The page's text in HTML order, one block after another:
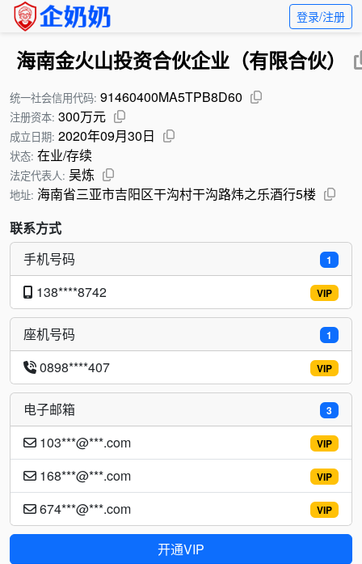
登录/注册
海南金火山投资合伙企业（有限合伙）
统一社会信用代码: 91460400MA5TPB8D60
注册资本: 300万元
成立日期: 2020年09月30日
状态: 在业/存续
法定代表人: 吴炼
地址: 海南省三亚市吉阳区干沟村干沟路炜之乐酒行5楼
联系方式
1
手机号码
VIP
138****8742
1
座机号码
VIP
0898****407
3
电子邮箱
VIP
103***@***.com
VIP
168***@***.com
VIP
674***@***.com
开通VIP